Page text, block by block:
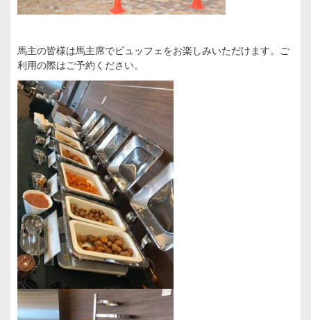
馬主の皆様は馬主席でビュッフェをお楽しみいただけます。ご
利用の際はご予約ください。